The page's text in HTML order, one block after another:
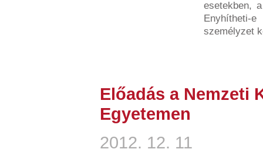
esetekben,
Enyhítheti-
személyzet
Előadás a Nemzeti
Egyetemen
2012. 12. 11